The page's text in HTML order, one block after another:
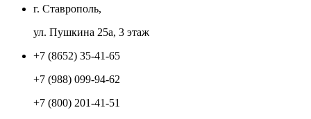
г. Ставрополь,
ул. Пушкина 25а, 3 этаж
+7 (8652) 35-41-65
+7 (988) 099-94-62
+7 (800) 201-41-51